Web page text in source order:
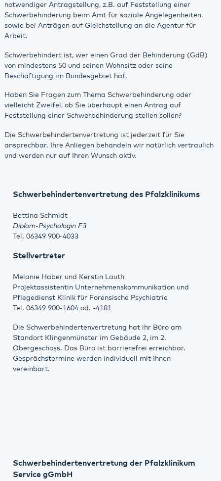
notwendiger Antragstellung, z.B. auf Feststellung einer
Schwerbehinderung beim Amt für soziale Angelegenheiten,
sowie bei Anträgen auf Gleichstellung an die Agentur für
Arbeit.
Schwerbehindert ist, wer einen Grad der Behinderung (GdB)
von mindestens 50 und seinen Wohnsitz oder seine
Beschäftigung im Bundesgebiet hat.
Haben Sie Fragen zum Thema Schwerbehinderung oder
vielleicht Zweifel, ob Sie überhaupt einen Antrag auf
Feststellung einer Schwerbehinderung stellen sollen?
Die Schwerbehindertenvertretung ist jederzeit für Sie
ansprechbar. Ihre Anliegen behandeln wir natürlich vertraulich
und werden nur auf Ihren Wunsch aktiv.
Schwerbehindertenvertretung des Pfalzklinikums
Bettina Schmidt
Diplom-Psychologin F3
Tel. 06349 900-4033
Stellvertreter
Melanie Haber und Kerstin Lauth
Projektassistentin Unternehmenskommunikation und
Pflegedienst Klinik für Forensische Psychiatrie
Tel. 06349 900-1604 od. -4181
Die Schwerbehindertenvertretung hat ihr Büro am
Standort Klingenmünster im Gebäude 2, im 2.
Obergeschoss. Das Büro ist barrierefrei erreichbar.
Gesprächstermine werden individuell mit Ihnen
vereinbart.
Schwerbehindertenvertretung der Pfalzklinikum
Service gGmbH